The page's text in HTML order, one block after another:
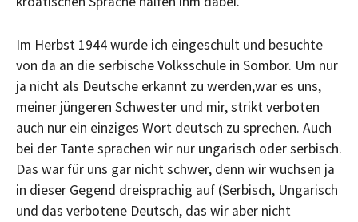
Im Herbst 1944 wurde ich eingeschult und besuchte
von da an die serbische Volksschule in Sombor. Um nur
ja nicht als Deutsche erkannt zu werden,war es uns,
meiner jüngeren Schwester und mir, strikt verboten
auch nur ein einziges Wort deutsch zu sprechen. Auch
bei der Tante sprachen wir nur ungarisch oder serbisch.
Das war für uns gar nicht schwer, denn wir wuchsen ja
in dieser Gegend dreisprachig auf (Serbisch, Ungarisch
und das verbotene Deutsch, das wir aber nicht